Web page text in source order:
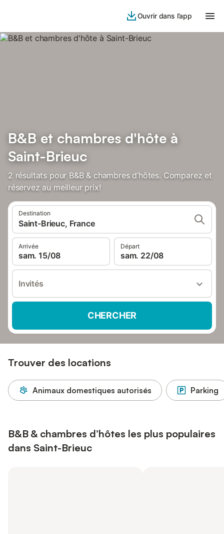
Ouvrir dans l’app
B&B et chambres d'hôte à
Saint-Brieuc
2 résultats pour B&B & chambres d’hôtes. Comparez et
réservez au meilleur prix!
Destination
Saint-Brieuc, France
Arrivée
sam. 15/08
Départ
sam. 22/08
Invités
CHERCHER
Trouver des locations
Animaux domestiques autorisés Parking
B&B & chambres d’hôtes les plus populaires
dans Saint-Brieuc